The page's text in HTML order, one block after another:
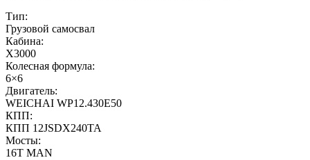
Тип:
Грузовой самосвал
Кабина:
X3000
Колесная формула:
6×6
Двигатель:
WEICHAI WP12.430E50
КПП:
КПП 12JSDX240TA
Мосты:
16T MAN